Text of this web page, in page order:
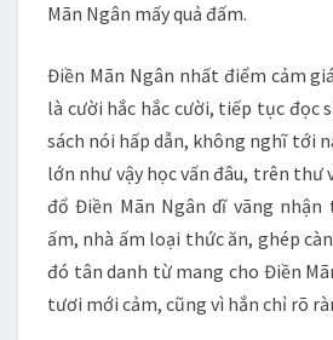
Mãn Ngân mấy quả đấm.
Điền Mãn Ngân nhất điểm cảm
là cười hắc hắc cười, tiếp tục đọc
sách nói hấp dẫn, không nghĩ tới
lớn như vậy học vấn đâu, trên
đổ Điền Mãn Ngân dĩ vãng nhận
ấm, nhà ấm loại thức ăn, ghép
đó tân danh từ mang cho Điền
tươi mới cảm, cũng vì hắn chỉ rõ